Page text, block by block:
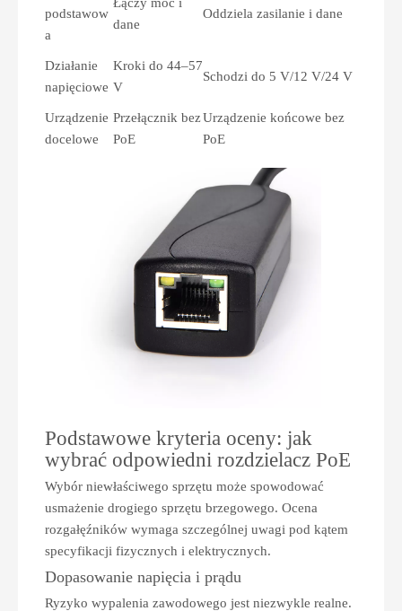
podstawow
a
dane
Oddziela zasilanie i dane
Działanie
napięciowe
Kroki do 44–57
V
Schodzi do 5 V/12 V/24 V
Urządzenie
docelowe
Przełącznik bez
PoE
Urządzenie końcowe bez
PoE
Podstawowe kryteria oceny: jak
wybrać odpowiedni rozdzielacz PoE
Wybór niewłaściwego sprzętu może spowodować
usmażenie drogiego sprzętu brzegowego. Ocena
rozgałęźników wymaga szczególnej uwagi pod kątem
specyfikacji fizycznych i elektrycznych.
Dopasowanie napięcia i prądu
Ryzyko wypalenia zawodowego jest niezwykle realne.